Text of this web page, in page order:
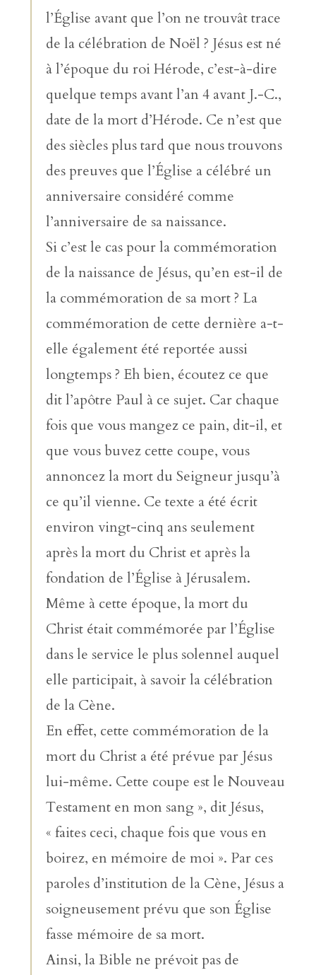
l’Église avant que l’on ne trouvât trace
de la célébration de Noël ? Jésus est né
à l’époque du roi Hérode, c’est-à-dire
quelque temps avant l’an 4 avant J.-C.,
date de la mort d’Hérode. Ce n’est que
des siècles plus tard que nous trouvons
des preuves que l’Église a célébré un
anniversaire considéré comme
l’anniversaire de sa naissance.
Si c’est le cas pour la commémoration
de la naissance de Jésus, qu’en est-il de
la commémoration de sa mort ? La
commémoration de cette dernière a-t-
elle également été reportée aussi
longtemps ? Eh bien, écoutez ce que
dit l’apôtre Paul à ce sujet. Car chaque
fois que vous mangez ce pain, dit-il, et
que vous buvez cette coupe, vous
annoncez la mort du Seigneur jusqu’à
ce qu’il vienne. Ce texte a été écrit
environ vingt-cinq ans seulement
après la mort du Christ et après la
fondation de l’Église à Jérusalem.
Même à cette époque, la mort du
Christ était commémorée par l’Église
dans le service le plus solennel auquel
elle participait, à savoir la célébration
de la Cène.
En effet, cette commémoration de la
mort du Christ a été prévue par Jésus
lui-même. Cette coupe est le Nouveau
Testament en mon sang », dit Jésus,
« faites ceci, chaque fois que vous en
boirez, en mémoire de moi ». Par ces
paroles d’institution de la Cène, Jésus a
soigneusement prévu que son Église
fasse mémoire de sa mort.
Ainsi, la Bible ne prévoit pas de